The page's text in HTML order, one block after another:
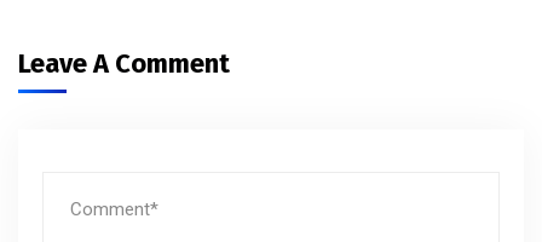
Leave A Comment